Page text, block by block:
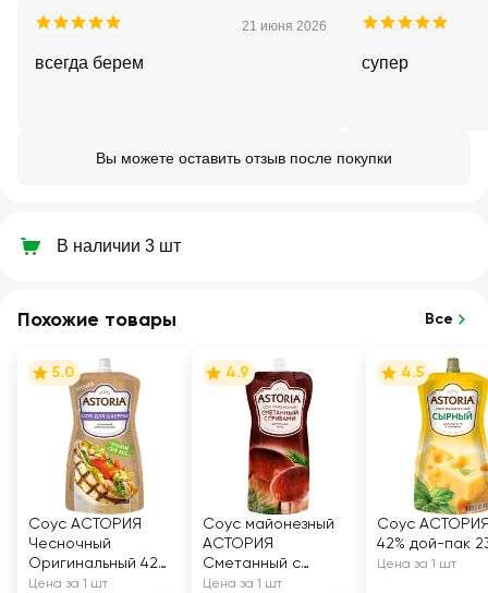
21 июня 2026
всегда берем супер
Вы можете оставить отзыв после покупки
В наличии 3 шт
Похожие товары Все
5.0
Соус АСТОРИЯ
Чесночный
Оригинальный 42%,
200г
Цена за 1 шт
4.9
Соус майонезный
АСТОРИЯ
Сметанный с
грибами 42%, 233г
Цена за 1 шт
4.5
Соус
42% дой-пак
Цена за 1 шт